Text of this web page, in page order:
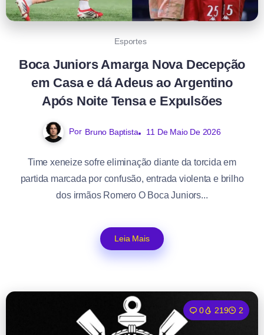
Esportes
Boca Juniors Amarga Nova Decepção
em Casa e dá Adeus ao Argentino
Após Noite Tensa e Expulsões
Por Bruno Baptista 11 De Maio De 2026
Time xeneize sofre eliminação diante da torcida em
partida marcada por confusão, entrada violenta e brilho
dos irmãos Romero O Boca Juniors...
Leia Mais
0 219 2